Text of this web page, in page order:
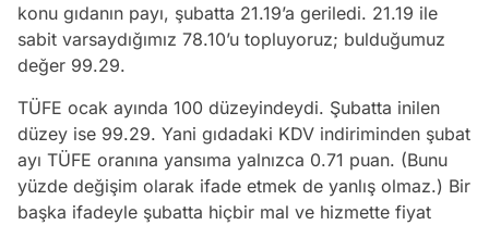
konu gıdanın payı, şubatta 21.19’a geriledi. 21.19 ile
sabit varsaydığımız 78.10’u topluyoruz; bulduğumuz
değer 99.29.
TÜFE ocak ayında 100 düzeyindeydi. Şubatta inilen
düzey ise 99.29. Yani gıdadaki KDV indiriminden şubat
ayı TÜFE oranına yansıma yalnızca 0.71 puan. (Bunu
yüzde değişim olarak ifade etmek de yanlış olmaz.) Bir
başka ifadeyle şubatta hiçbir mal ve hizmette fiyat